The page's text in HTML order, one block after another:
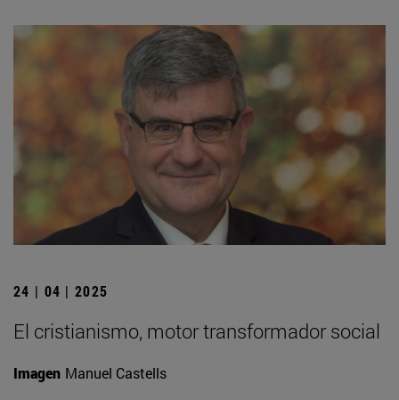
24 | 04 | 2025
El cristianismo, motor transformador social
Imagen Manuel Castells